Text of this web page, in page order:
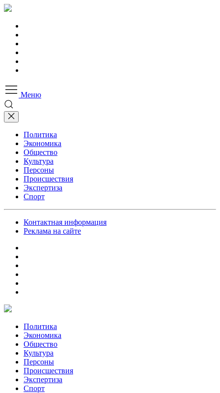
Меню
Политика
Экономика
Общество
Культура
Персоны
Происшествия
Экспертиза
Спорт
Контактная информация
Реклама на сайте
Политика
Экономика
Общество
Культура
Персоны
Происшествия
Экспертиза
Спорт